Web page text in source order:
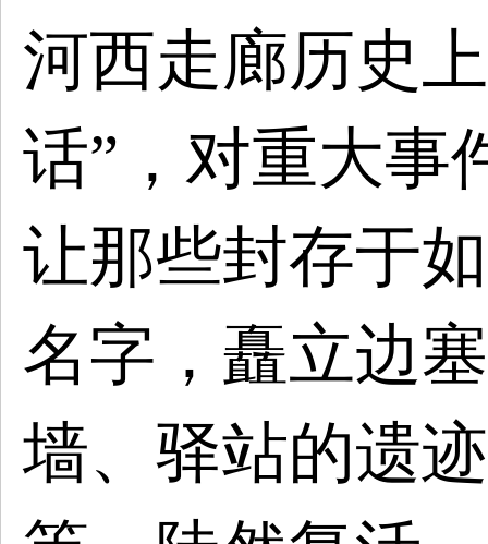
河西走廊历史
话”，对重大事
让那些封存于
名字，矗立边
墙、驿站的遗